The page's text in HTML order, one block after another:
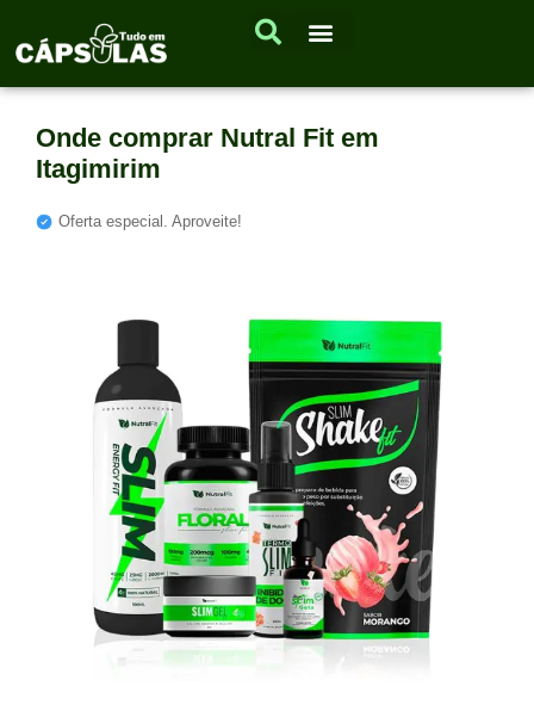
Onde comprar Nutral Fit em
Itagimirim
Oferta especial. Aproveite!